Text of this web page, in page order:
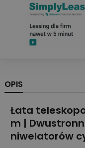
OPIS
Łata
m |
niwelatorów